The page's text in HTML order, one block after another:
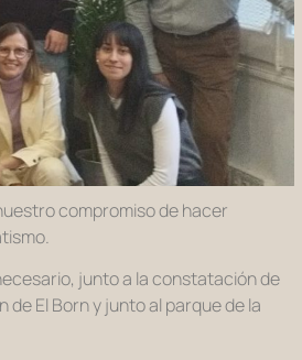
compromiso de hacer
junto a la constatación de
El Born y junto al parque de la